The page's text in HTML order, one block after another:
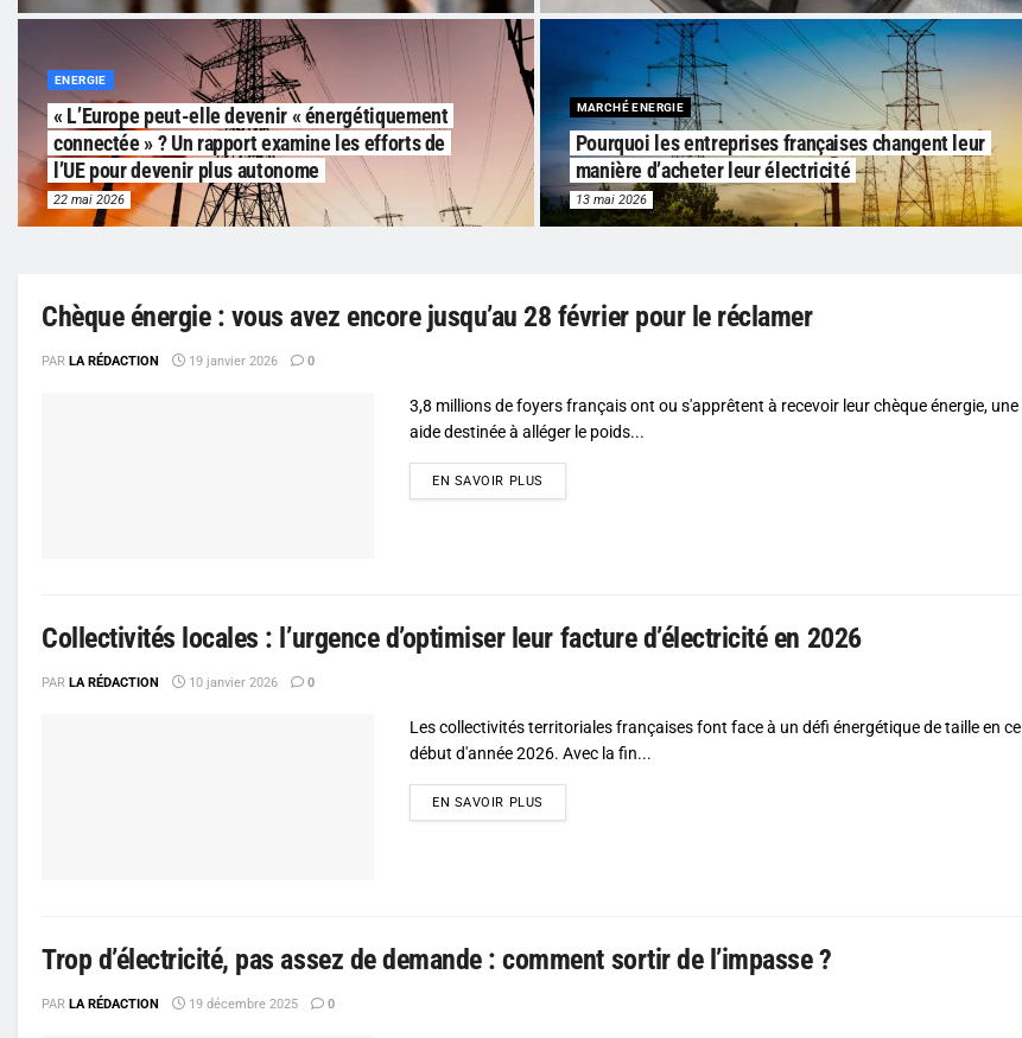
ENERGIE
« L’Europe peut-elle devenir « énergétiquement
connectée » ? Un rapport examine les efforts de
l’UE pour devenir plus autonome
22 mai 2026
MARCHÉ ENERGIE
Pourquoi les entreprises françaises changent leur
manière d’acheter leur électricité
13 mai 2026
Chèque énergie : vous avez encore jusqu’au 28 février pour le réclamer
PAR LA RÉDACTION 19 janvier 2026 0
3,8 millions de foyers français ont ou s'apprêtent à recevoir leur chèque énergie, une
aide destinée à alléger le poids...
EN SAVOIR PLUS
Collectivités locales : l’urgence d’optimiser leur facture d’électricité en 2026
PAR LA RÉDACTION 10 janvier 2026 0
Les collectivités territoriales françaises font face à un défi énergétique de taille en ce
début d'année 2026. Avec la fin...
EN SAVOIR PLUS
Trop d’électricité, pas assez de demande : comment sortir de l’impasse ?
PAR LA RÉDACTION 19 décembre 2025 0